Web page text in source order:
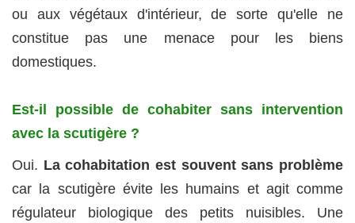
ou aux végétaux d'intérieur, de sorte qu'elle ne
constitue pas une menace pour les biens
domestiques.
Est-il possible de cohabiter sans intervention
avec la scutigère ?
Oui. La cohabitation est souvent sans problème
car la scutigère évite les humains et agit comme
régulateur biologique des petits nuisibles. Une